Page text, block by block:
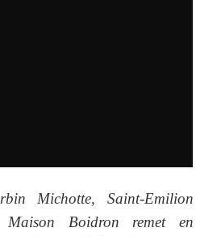
Michotte, Saint-Emilion
Boidron remet en